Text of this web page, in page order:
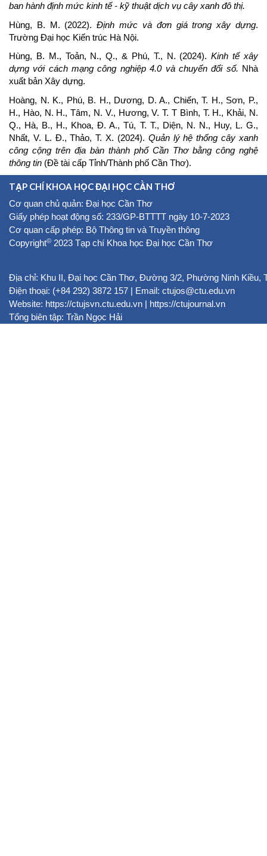
ban hành định mức kinh tế - kỹ thuật dịch vụ cây xanh đô thị.
Hùng, B. M. (2022).Định mức và đơn giá trong xây dựng.
Trường Đại học Kiến trúc Hà Nội.
Hùng, B. M., Toản, N., Q., & Phú, T., N. (2024).Kinh tế xây
dựng với cách mạng công nghiệp 4.0 và chuyển đổi số. Nhà
xuất bản Xây dựng.
Hoàng, N. K., Phú, B. H., Dương, D. A., Chiến, T. H., Sơn, P.,
H., Hào, N. H., Tâm, N. V., Hương, V. T. T Bình, T. H., Khải, N.
Q., Hà, B., H., Khoa, Đ. A., Tú, T. T., Diện, N. N., Huy, L. G.,
Nhất, V. L. Đ., Thảo, T. X. (2024). Quản lý hệ thống cây xanh
công cộng trên địa bàn thành phố Cần Thơ bằng công nghệ
thông tin (Đề tài cấp Tỉnh/Thành phố Cần Thơ).
TẠP CHÍ KHOA HỌC ĐẠI HỌC CẦN THƠ
Cơ quan chủ quản: Đại học Cần Thơ
Giấy phép hoạt động số: 233/GP-BTTTT ngày 10-7-2023
Cơ quan cấp phép: Bộ Thông tin và Truyền thông
Copyright© 2023 Tạp chí Khoa học Đại học Cần Thơ
Địa chỉ: Khu II, Đại học Cần Thơ, Đường 3/2, Phường Ninh Kiều,
Điện thoại: (+84 292) 3872 157 | Email: ctujos@ctu.edu.vn
Website: https://ctujsvn.ctu.edu.vn | https://ctujournal.vn
Tổng biên tập: Trần Ngọc Hải